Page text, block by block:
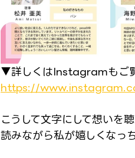
▼詳しくはInstagramもご
https://
こうして文字にして想いを
読みながら私が嬉しくなっ